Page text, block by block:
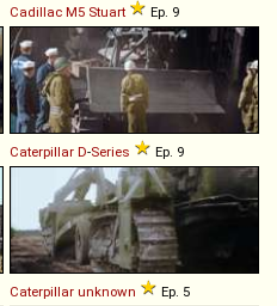
Cadillac M5 Stuart Ep. 9
Caterpillar D-Series Ep. 9
Caterpillar unknown Ep. 5